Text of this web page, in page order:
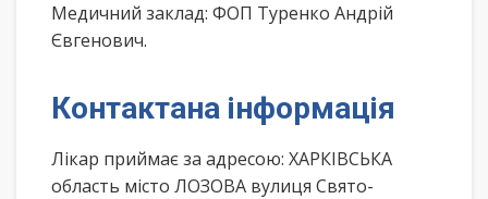
Медичний заклад: ФОП Туренко Андрій
Євгенович.
Контактана інформація
Лікар приймає за адресою: ХАРКІВСЬКА
область місто ЛОЗОВА вулиця Свято-